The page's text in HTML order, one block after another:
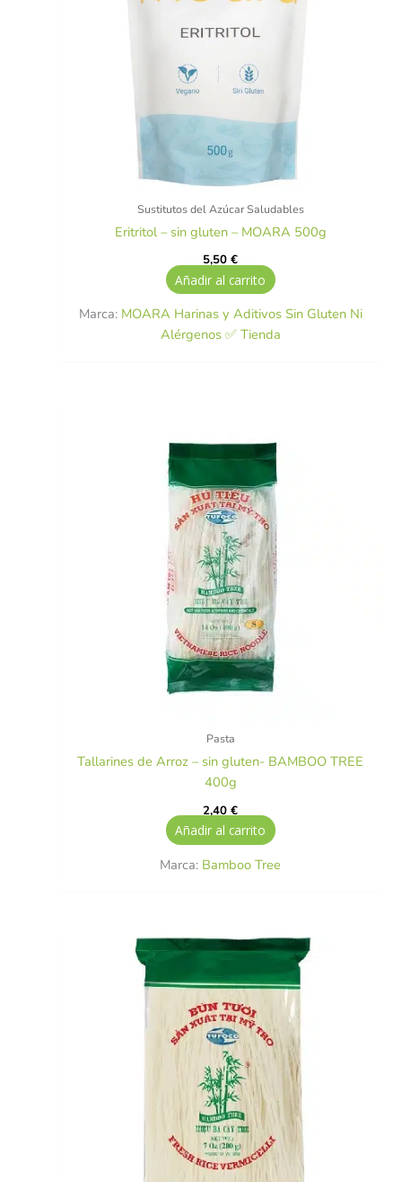
Sustitutos del Azúcar Saludables
Eritritol – sin gluten – MOARA 500g
5,50€
Añadir al carrito
Marca: MOARA Harinas y Aditivos Sin Gluten Ni
Alérgenos ✅ Tienda
Pasta
Tallarines de Arroz – sin gluten- BAMBOO TREE
400g
2,40€
Añadir al carrito
Marca: Bamboo Tree